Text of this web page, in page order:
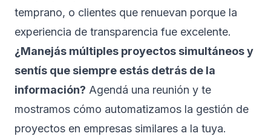
temprano, o clientes que renuevan porque la
experiencia de transparencia fue excelente.
¿Manejás múltiples proyectos simultáneos y
sentís que siempre estás detrás de la
información? Agendá una reunión y te
mostramos cómo automatizamos la gestión de
proyectos en empresas similares a la tuya.